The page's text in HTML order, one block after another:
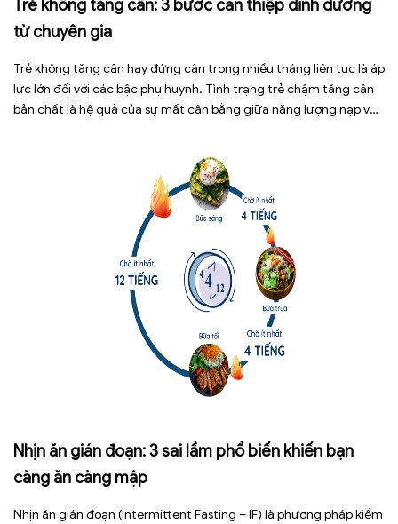
Trẻ không tăng cân: 3 bước can thiệp dinh dưỡng
từ chuyên gia
Trẻ không tăng cân hay đứng cân trong nhiều tháng liên tục là áp
lực lớn đối với các bậc phụ huynh. Tình trạng trẻ chậm tăng cân
bản chất là hệ quả của sự mất cân bằng giữa năng lượng nạp vào
Nhịn ăn gián đoạn: 3 sai lầm phổ biến khiến bạn
càng ăn càng mập
Nhịn ăn gián đoạn (Intermittent Fasting – IF) là phương pháp kiểm